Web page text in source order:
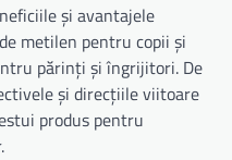
și avantajele
metilen pentru copii și
părinți și îngrijitori. De
și direcțiile viitoare
produs pentru